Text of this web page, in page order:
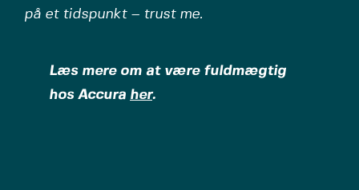
på et tidspunkt – trust me.
Læs mere om at være fuldmægtig
hos Accura her.